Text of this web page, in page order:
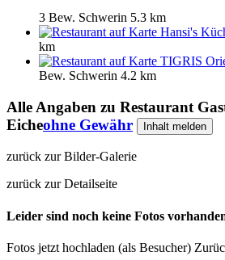
3 Bew. Schwerin 5.3 km
Hansi's
km
TIGRIS
Bew. Schwerin 4.2 km
Alle Angaben zu Restaurant
Eicheohne Gewähr Inhalt melden
zurück zur Bilder-Galerie
zurück zur Detailseite
Leider sind noch keine Fotos
Fotos jetzt hochladen (als Besucher)